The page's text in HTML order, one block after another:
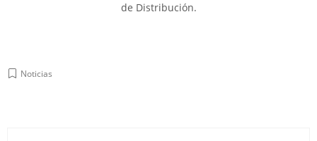
de Distribución.
Noticias